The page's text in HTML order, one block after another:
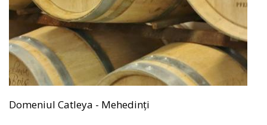
Domeniul Catleya - Mehedinți